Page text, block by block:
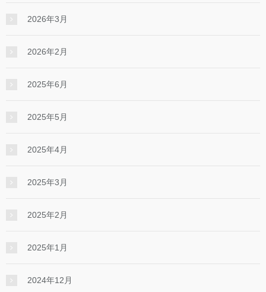
2026年3月
2026年2月
2025年6月
2025年5月
2025年4月
2025年3月
2025年2月
2025年1月
2024年12月